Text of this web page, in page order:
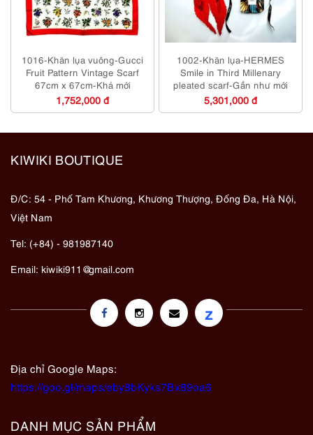
1016-Khăn lụa vuông-Gucci
Fruit Pattern Vintage Scarf
67cm x 67cm-Khá mới
1,752,000 đ
1002-Khăn lụa-HERMES
Smile in Third Millenary
pleated scarf-Gần như mới
5,301,000 đ
KIWIKI BOUTIQUE
Đ/C: 54 - Phố Tam Khương, Khương Thượng, Đống Đa, Hà Nội,
Việt Nam
Tel: (+84) - 981987140
Email: kiwiki911@gmail.com
z
Địa chỉ Google Maps:
https://goo.gl/maps/eby8bKyks7Bx89oa6
DANH MỤC SẢN PHẨM